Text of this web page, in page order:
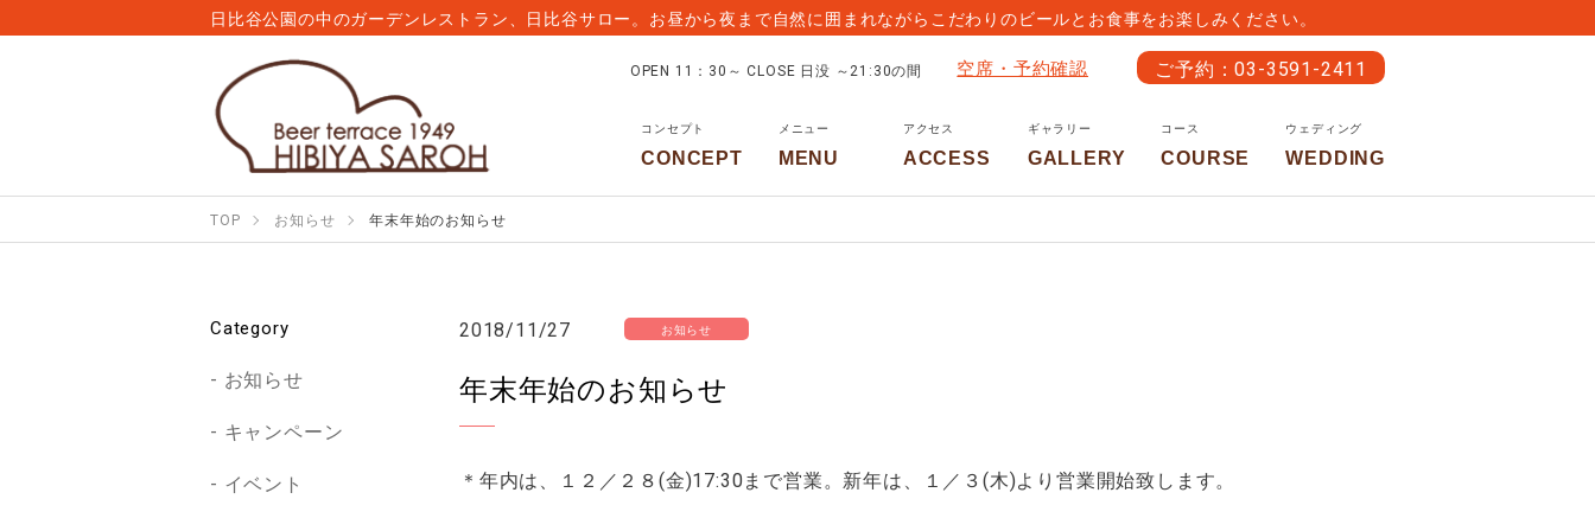
日比谷公園の中のガーデンレストラン、日比谷サロー。お昼から夜まで自然に囲まれながらこだわりのビールとお食事をお楽しみください。
コンセプト
CONCEPT
メニュー
MENU
アクセス
ACCESS
ギャラリー
GALLERY
コース
COURSE
ウェディング
WEDDING
OPEN 11：30～ CLOSE 日没 ～21:30の間 空席・予約確認 ご予約：03-3591-2411
TOP お知らせ 年末年始のお知らせ
2018/11/27 お知らせ
年末年始のお知らせ
＊年内は、１２／２８(金)17:30まで営業。新年は、１／３(木)より営業開始致します。
Category
お知らせ
キャンペーン
イベント